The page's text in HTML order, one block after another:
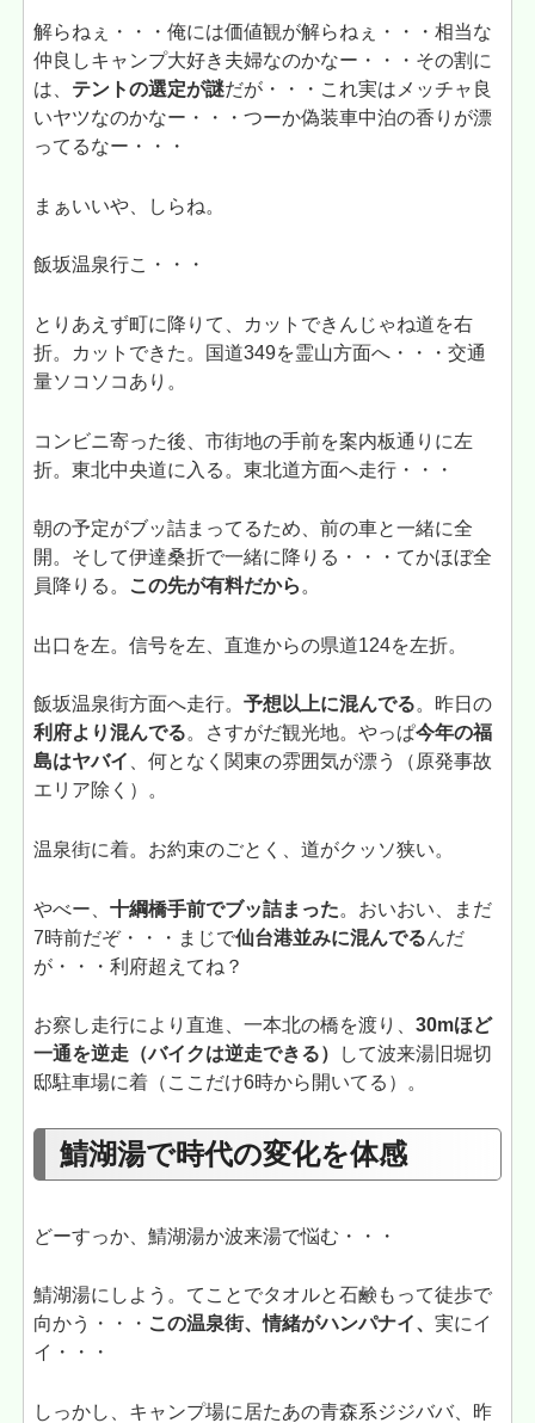
解らねぇ・・・俺には価値観が解らねぇ・・・相当な
仲良しキャンプ大好き夫婦なのかなー・・・その割に
は、 テントの選定が謎だが・・・これ実はメッチャ良
いヤツなのかなー・・・つーか偽装車中泊の香りが漂
ってるなー・・・
まぁいいや、しらね。
飯坂温泉行こ・・・
とりあえず町に降りて、カットできんじゃね道を右
折。カットできた。国道349を霊山方面へ・・・交通
量ソコソコあり。
コンビニ寄った後、市街地の手前を案内板通りに左
折。東北中央道に入る。東北道方面へ走行・・・
朝の予定がブッ詰まってるため、前の車と一緒に全
開。そして伊達桑折で一緒に降りる・・・てかほぼ全
員降りる。
この先が有料だから 。
出口を左。信号を左、直進からの県道124を左折。
飯坂温泉街方面へ走行。予想以上に混んでる。昨日の
利府より混んでる。さすがだ観光地。やっぱ今年の福
島はヤバイ
、何となく関東の雰囲気が漂う（原発事故
エリア除く）。
温泉街に着。お約束のごとく、道がクッソ狭い。
やべー、十綱橋手前でブッ詰まった。おいおい、まだ
7時前だぞ・・・まじで仙台港並みに混んでるんだ
が・・・利府超えてね？
お察し走行により直進、一本北の橋を渡り、30mほど
一通を逆走（バイクは逆走できる）
して波来湯旧堀切
邸駐車場に着（ここだけ6時から開いてる）。
鯖湖湯で時代の変化を体感
どーすっか、鯖湖湯か波来湯で悩む・・・
鯖湖湯にしよう。てことでタオルと石鹸もって徒歩で
向かう・・・ この温泉街、情緒がハンパナイ、実にイ
イ・・・
しっかし、キャンプ場に居たあの青森系ジジババ、昨